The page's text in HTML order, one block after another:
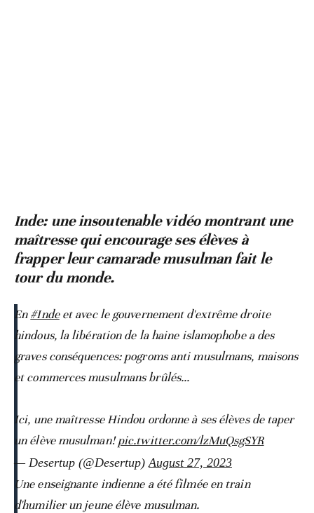
Inde: une insoutenable vidéo montrant une
maîtresse qui encourage ses élèves à
frapper leur camarade musulman fait le
tour du monde.
En#Indeet avec le gouvernement d'extrême droite
hindous, la libération de la haine islamophobe a des
graves conséquences: pogroms anti musulmans, maisons
et commerces musulmans brûlés...
Ici, une maîtresse Hindou ordonne à ses élèves de taper
un élève musulman!pic.twitter.com/lzMuQsgSYR
— Desertup (@Desertup) August 27, 2023
Une enseignante indienne a été filmée en train
d'humilier un jeune élève musulman.